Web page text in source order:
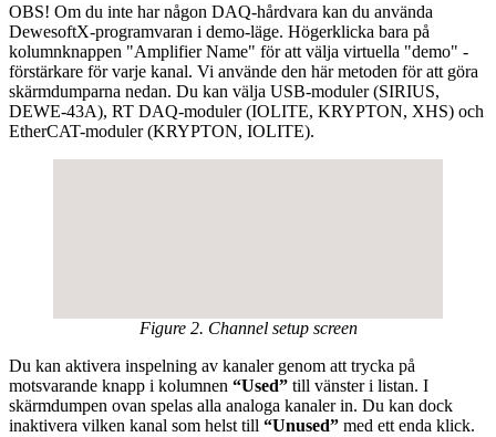
OBS! Om du inte har någon DAQ-hårdvara kan du använda
DewesoftX-programvaran i demo-läge. Högerklicka bara på
kolumnknappen "Amplifier Name" för att välja virtuella "demo" -
förstärkare för varje kanal. Vi använde den här metoden för att göra
skärmdumparna nedan. Du kan välja USB-moduler (SIRIUS,
DEWE-43A), RT DAQ-moduler (IOLITE, KRYPTON, XHS) och
EtherCAT-moduler (KRYPTON, IOLITE).
Figure 2. Channel setup screen
Du kan aktivera inspelning av kanaler genom att trycka på
motsvarande knapp i kolumnen “Used” till vänster i listan. I
skärmdumpen ovan spelas alla analoga kanaler in. Du kan dock
inaktivera vilken kanal som helst till “Unused” med ett enda klick.